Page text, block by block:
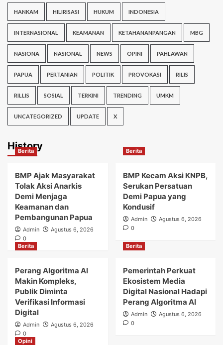
HANKAM HILIRISASI HUKUM INDONESIA
INTERNASIONAL KEAMANAN KETAHANANPANGAN MBG
NASIONA NASIONAL NEWS OPINI PAHLAWAN
PAPUA PERTANIAN POLITIK PROVOKASI RILIS
RILLIS SOSIAL TERKINI TRENDING UMKM
UNCATEGORIZED UPDATE X
History
Berita
BMP Ajak Masyarakat
Tolak Aksi Anarkis
Demi Menjaga
Keamanan dan
Pembangunan Papua
Admin
Agustus 6, 2026
0
Berita
BMP Kecam Aksi KNPB,
Serukan Persatuan
Demi Papua yang
Kondusif
Admin
Agustus 6, 2026
0
Berita
Perang Algoritma AI
Makin Kompleks,
Publik Diminta
Verifikasi Informasi
Digital
Admin
Agustus 6, 2026
0
Berita
Pemerintah Perkuat
Ekosistem Media
Digital Nasional Hadapi
Perang Algoritma AI
Admin
Agustus 6, 2026
0
Opini